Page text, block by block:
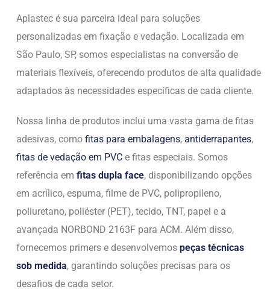
Aplastec é sua parceira ideal para soluções
personalizadas em fixação e vedação. Localizada em
São Paulo, SP, somos especialistas na conversão de
materiais flexíveis, oferecendo produtos de alta qualidade
adaptados às necessidades específicas de cada cliente.
Nossa linha de produtos inclui uma vasta gama de fitas
adesivas, como fitas para embalagens, antiderrapantes,
fitas de vedação em PVC e fitas especiais. Somos
referência em fitas dupla face, disponibilizando opções
em acrílico, espuma, filme de PVC, polipropileno,
poliuretano, poliéster (PET), tecido, TNT, papel e a
avançada NORBOND 2163F para ACM. Além disso,
fornecemos primers e desenvolvemos peças técnicas
sob medida, garantindo soluções precisas para os
desafios de cada setor.